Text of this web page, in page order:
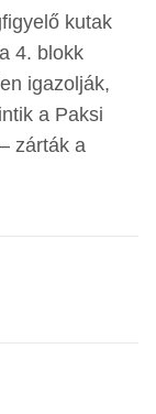
kutak
4. blokk
igazolják,
a Paksi
zárták a